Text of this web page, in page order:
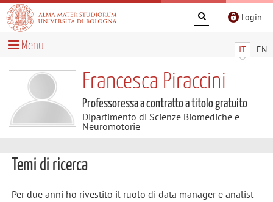
Login
IT EN
Menu
Francesca Piraccini
Professoressa a contratto a titolo gratuito
Dipartimento di Scienze Biomediche e
Neuromotorie
Temi di ricerca
Per due anni ho rivestito il ruolo di data manager e analist